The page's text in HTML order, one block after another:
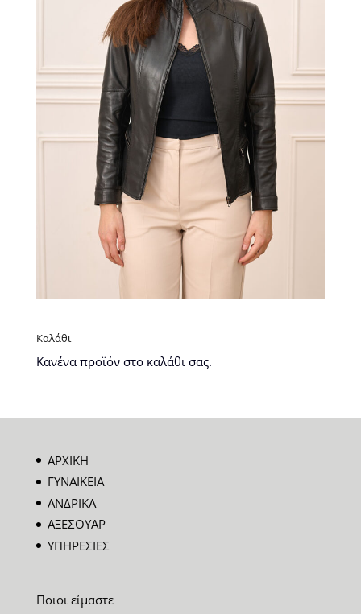
Καλάθι
Κανένα προϊόν στο καλάθι σας.
ΑΡΧΙΚΗ
ΓΥΝΑΙΚΕΙΑ
ΑΝΔΡΙΚΑ
ΑΞΕΣΟΥΑΡ
ΥΠΗΡΕΣΙΕΣ
Ποιοι είμαστε